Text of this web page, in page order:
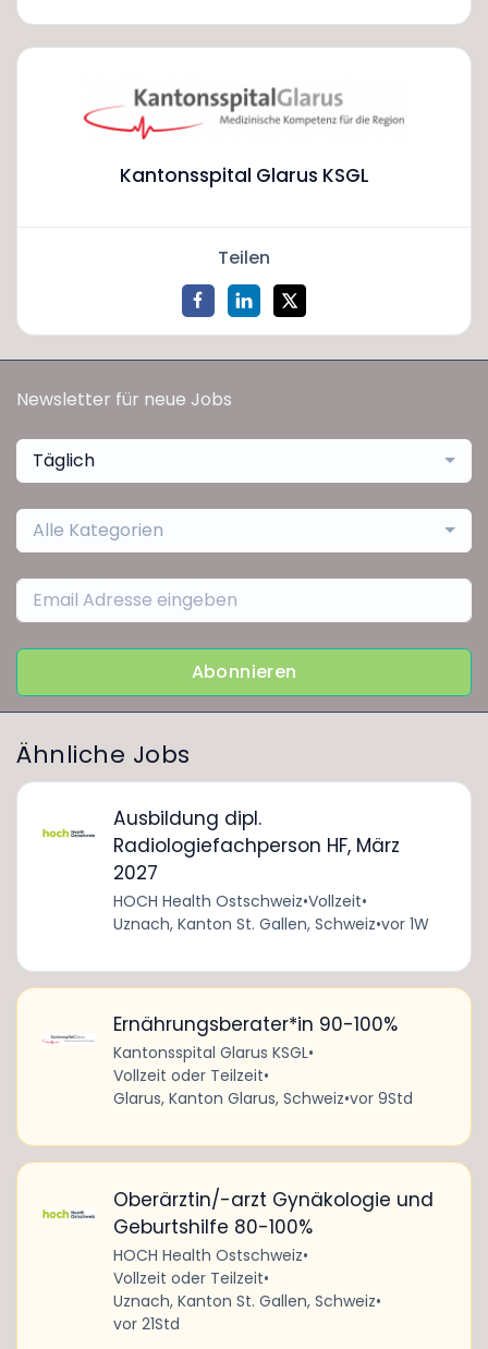
Kantonsspital Glarus KSGL
Teilen
Newsletter für neue Jobs
Täglich
Alle Kategorien
Abonnieren
Ähnliche Jobs
Ausbildung dipl.
Radiologiefachperson HF, März
2027
HOCH Health Ostschweiz•Vollzeit•
Uznach, Kanton St. Gallen, Schweiz•vor 1W
Ernährungsberater*in 90-100%
Kantonsspital Glarus KSGL•
Vollzeit oder Teilzeit•
Glarus, Kanton Glarus, Schweiz•vor 9Std
Oberärztin/-arzt Gynäkologie und
Geburtshilfe 80-100%
HOCH Health Ostschweiz•
Vollzeit oder Teilzeit•
Uznach, Kanton St. Gallen, Schweiz•
vor 21Std